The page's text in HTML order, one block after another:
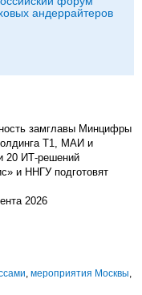
андеррайтеров
замглавы Минцифры
Т1, МАИ и
20 ИТ-решений
и ННГУ подготовят
2026
мероприятия Москвы